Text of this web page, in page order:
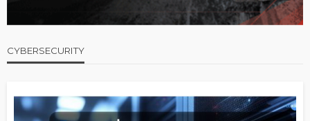
CYBERSECURITY